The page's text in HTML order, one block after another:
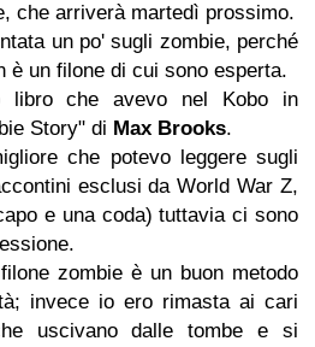
che arriverà martedì prossimo.
un po' sugli zombie, perché
è un filone di cui sono esperta.
libro che avevo nel Kobo in
Story" di Max Brooks.
che potevo leggere sugli
esclusi da World War Z,
e una coda) tuttavia ci sono
zombie è un buon metodo
invece io ero rimasta ai cari
uscivano dalle tombe e si